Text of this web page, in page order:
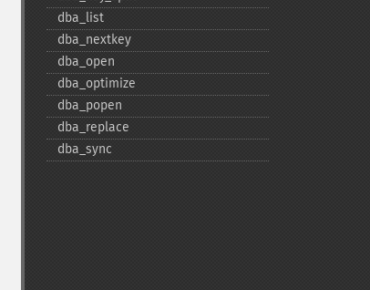
dba_​list
dba_​nextkey
dba_​open
dba_​optimize
dba_​popen
dba_​replace
dba_​sync